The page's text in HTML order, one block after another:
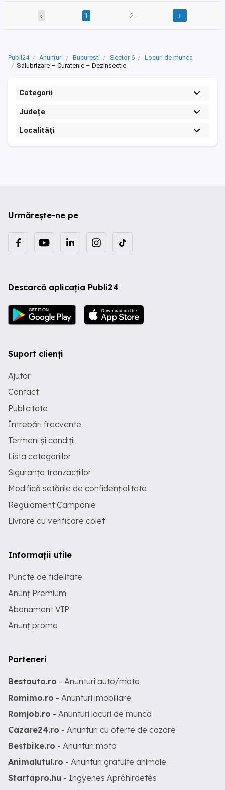
‹ 1 2 ›
Publi24 Anunțuri Bucuresti Sector 6
Locuri de munca
Salubrizare – Curatenie – Dezinsectie
Categorii
Județe
Localități
Urmărește-ne pe
Descarcă aplicația Publi24
Suport clienți
Ajutor
Contact
Publicitate
Întrebări frecvente
Termeni și condiții
Lista categoriilor
Siguranța tranzacțiilor
Modifică setările de confidențialitate
Regulament Campanie
Livrare cu verificare colet
Informații utile
Puncte de fidelitate
Anunț Premium
Abonament VIP
Anunț promo
Parteneri
Bestauto.ro - Anunturi auto/moto
Romimo.ro - Anunturi imobiliare
Romjob.ro - Anunturi locuri de munca
Cazare24.ro - Anunturi cu oferte de cazare
Bestbike.ro - Anunturi moto
Animalutul.ro - Anunturi gratuite animale
Startapro.hu - Ingyenes Apróhirdetés